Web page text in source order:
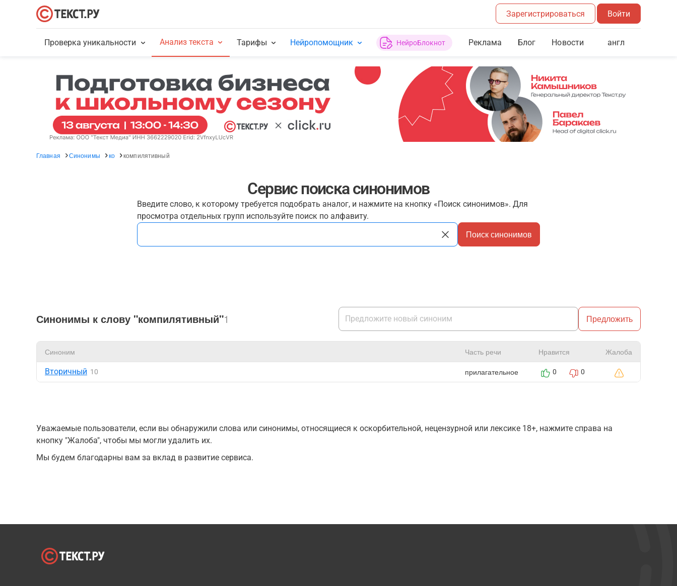
Зарегистрироваться Войти
Проверка уникальности Анализ текста Тарифы Нейропомощник НейроБлокнот Реклама Блог Новости англ
Главная Синонимы ко компилятивный
Сервис поиска синонимов
Введите слово, к которому требуется подобрать аналог, и нажмите на кнопку «Поиск синонимов». Для
просмотра отдельных групп используйте поиск по алфавиту.
Поиск синонимов
Синонимы к слову "компилятивный"1 Предложить
Синоним Часть речи Нравится Жалоба
Вторичный 10 прилагательное 0 0
Уважаемые пользователи, если вы обнаружили слова или синонимы, относящиеся к оскорбительной, нецензурной или лексике 18+, нажмите справа на
кнопку "Жалоба", чтобы мы могли удалить их.
Мы будем благодарны вам за вклад в развитие сервиса.